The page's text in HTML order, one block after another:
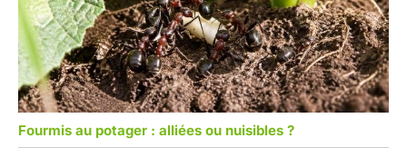
Fourmis au potager : alliées ou nuisibles ?